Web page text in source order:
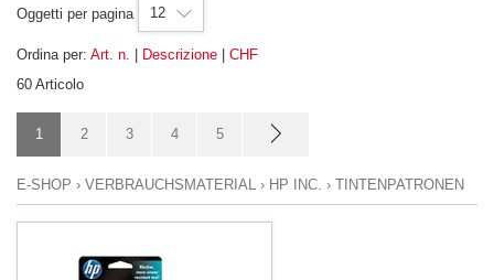
Oggetti per pagina 12
Ordina per: Art. n. Descrizione
CHF
60 Articolo
1 2 3 4 5
E-SHOP › VERBRAUCHSMATERIAL › HP INC. › TINTENPATRONEN